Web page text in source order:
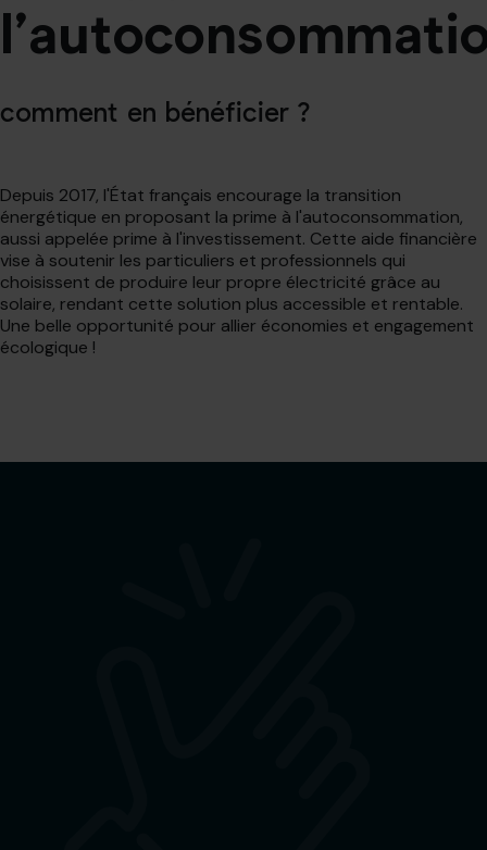
comment en bénéficier ?
Depuis 2017, l'État français encourage la transition
énergétique en proposant la prime à l'autoconsommation,
aussi appelée prime à l'investissement. Cette aide financière
vise à soutenir les particuliers et professionnels qui
choisissent de produire leur propre électricité grâce au
solaire, rendant cette solution plus accessible et rentable.
Une belle opportunité pour allier économies et engagement
écologique !